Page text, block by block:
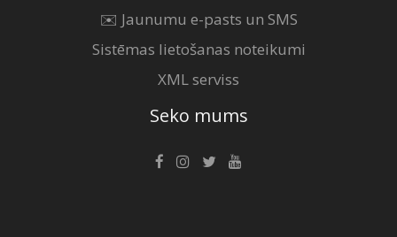
✉️ Jaunumu e-pasts un SMS
Sistēmas lietošanas noteikumi
XML serviss
Seko mums